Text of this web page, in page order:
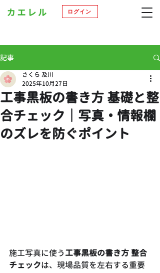
ログイン
記事
工事黒板の書き方 基礎と整
合チェック｜写真・情報欄
のズレを防ぐポイント
さくら 及川
2025年10月27日
施工写真に使う工事黒板の書き方 整合
チェックは、現場品質を左右する重要